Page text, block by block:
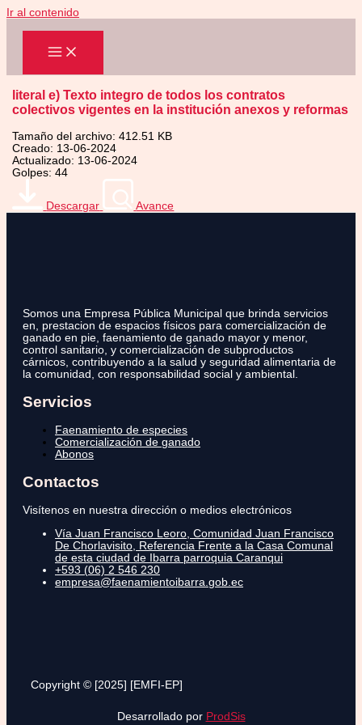
Ir al contenido
literal e) Texto integro de todos los contratos
colectivos vigentes en la institución anexos y reformas
Tamaño del archivo: 412.51 KB
Creado: 13-06-2024
Actualizado: 13-06-2024
Golpes: 44
Descargar Avance
Somos una Empresa Pública Municipal que brinda servicios
en, prestacion de espacios físicos para comercialización de
ganado en pie, faenamiento de ganado mayor y menor,
control sanitario, y comercialización de subproductos
cárnicos, contribuyendo a la salud y seguridad alimentaria de
la comunidad, con responsabilidad social y ambiental.
Servicios
Faenamiento de especies
Comercialización de ganado
Abonos
Contactos
Visítenos en nuestra dirección o medios electrónicos
Vía Juan Francisco Leoro, Comunidad Juan Francisco
De Chorlavisito, Referencia Frente a la Casa Comunal
de esta ciudad de Ibarra parroquia Caranqui
+593 (06) 2 546 230
empresa@faenamientoibarra.gob.ec
Copyright © [2025] [EMFI-EP]
Desarrollado por ProdSis